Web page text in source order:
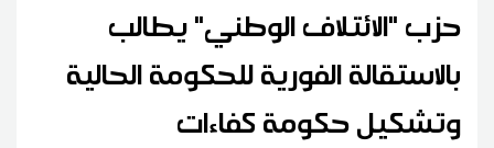
حزب "الائتلاف الوطني" يطالب
بالاستقالة الفورية للحكومة الحالية
وتشكيل حكومة كفاءات